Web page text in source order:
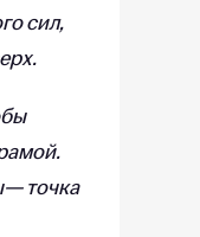
сил,
точка